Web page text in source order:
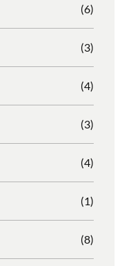
(6)
(3)
(4)
(3)
(4)
(1)
(8)